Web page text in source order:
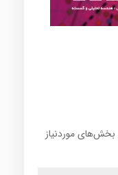
بخش‌های موردنیاز